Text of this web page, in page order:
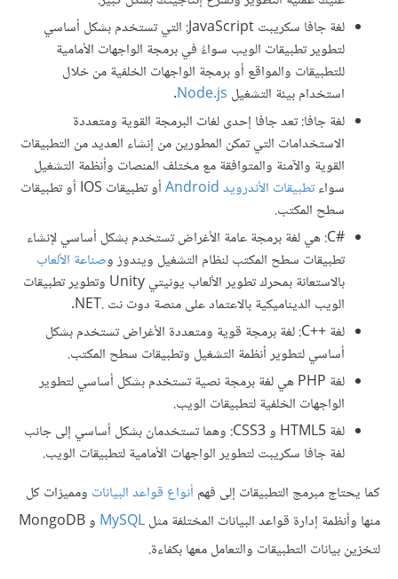
لغة جافا سكريبت JavaScript: التي تستخدم بشكل أساسي
لتطوير تطبيقات الويب سواءً في برمجة الواجهات الأمامية
للتطبيقات والمواقع أو برمجة الواجهات الخلفية من خلال
استخدام بيئة التشغيل Node.js
.
لغة جافا: تعد جافا إحدى لغات البرمجة القوية ومتعددة
الاستخدامات التي تمكن المطورين من إنشاء العديد من التطبيقات
القوية والآمنة والمتوافقة مع مختلف المنصات وأنظمة التشغيل
سواءتطبيقات الأندرويد Android
أو تطبيقات IOS أو تطبيقات
سطح المكتب.
C#‎: هي لغة برمجة عامة الأغراض تستخدم بشكل أساسي لإنشاء
تطبيقات سطح المكتب لنظام التشغيل ويندوز وصناعة الألعاب
بالاستعانة بمحرك تطوير الألعاب يونيتي Unity وتطوير تطبيقات
الويب الديناميكية بالاعتماد على منصة دوت نت .NET.
لغة C++‎: لغة برمجة قوية ومتعددة الأغراض تستخدم بشكل
أساسي لتطوير أنظمة التشغيل وتطبيقات سطح المكتب.
لغة PHP هي لغة برمجة نصية تستخدم بشكل أساسي لتطوير
الواجهات الخلفية لتطبيقات الويب.
لغة HTML5 و CSS3: وهما تستخدمان بشكل أساسي إلى جانب
لغة جافا سكريبت لتطوير الواجهات الأمامية لتطبيقات الويب.
كما يحتاج مبرمج التطبيقات إلى فهم أنواع قواعد البيانات ومميزات كل
منها وأنظمة إدارة قواعد البيانات المختلفة مثلMySQL
و MongoDB
لتخزين بيانات التطبيقات والتعامل معها بكفاءة.